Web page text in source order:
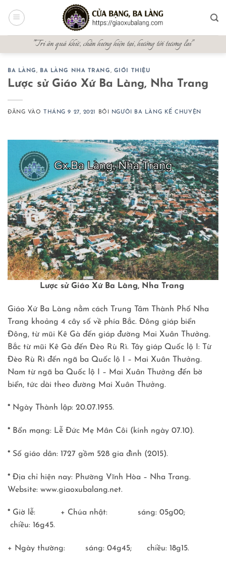
qua
"Tri ân quá khứ, chấn hưng hiện tại, hướng tới tương lai"
BA LÀNG, BA LÀNG NHA TRANG, GIỚI THIỆU
Lược sử Giáo Xứ Ba Làng, Nha Trang
ĐĂNG VÀO THÁNG 9 27, 2021 BỞI NGƯỜI BA LÀNG KỂ CHUYỆN
Lược sử Giáo Xứ Ba Làng, Nha Trang
Giáo Xứ Ba Làng nằm cách Trung Tâm Thành Phố Nha
Trang khoảng 4 cây số về phía Bắc. Ðông giáp biển
Ðông, từ mũi Kê Gà đến giáp đường Mai Xuân Thưởng.
Bắc từ mũi Kê Gà đến Ðèo Rù Rì. Tây giáp Quốc lộ I: Từ
Ðèo Rù Rì đến ngã ba Quốc lộ I – Mai Xuân Thưởng.
Nam từ ngã ba Quốc lộ I – Mai Xuân Thưởng đến bờ
biển, tức dài theo đường Mai Xuân Thưởng.
* Ngày Thành lập: 20.07.1955.
* Bổn mạng: Lễ Đức Mẹ Mân Côi (kính ngày 07.10).
* Số giáo dân: 1727 gồm 528 gia đình (2015).
* Ðịa chỉ hiện nay: Phường Vĩnh Hòa – Nha Trang.
Website: www.giaoxubalang.net.
* Giờ lễ: + Chúa nhật: sáng: 05g00;
chiều: 16g45.
+ Ngày thường: sáng: 04g45; chiều: 18g15.